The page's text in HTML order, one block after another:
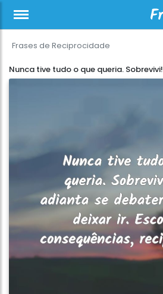
Frases de Reciprocidade
Nunca tive tudo o que queria. Sobrevivi!